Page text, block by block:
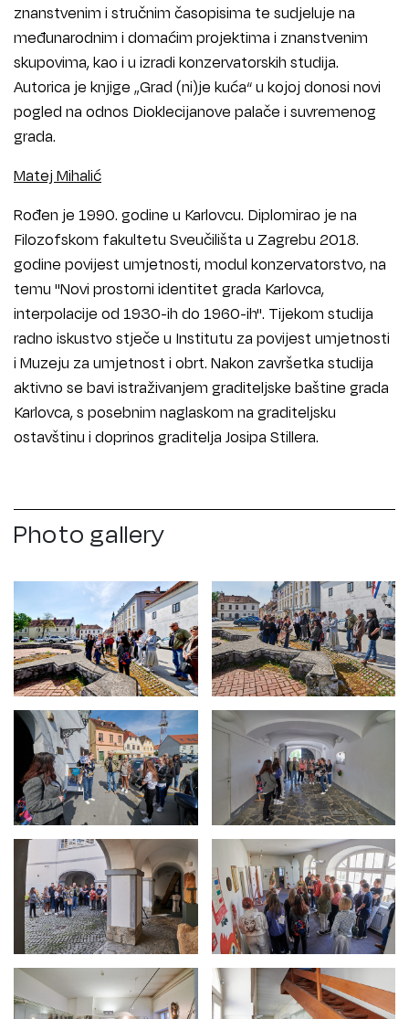
znanstvenim i stručnim časopisima te sudjeluje na
međunarodnim i domaćim projektima i znanstvenim
skupovima, kao i u izradi konzervatorskih studija.
Autorica je knjige „Grad (ni)je kuća“ u kojoj donosi novi
pogled na odnos Dioklecijanove palače i suvremenog
grada.
Matej Mihalić
Rođen je 1990. godine u Karlovcu. Diplomirao je na
Filozofskom fakultetu Sveučilišta u Zagrebu 2018.
godine povijest umjetnosti, modul konzervatorstvo, na
temu "Novi prostorni identitet grada Karlovca,
interpolacije od 1930-ih do 1960-ih". Tijekom studija
radno iskustvo stječe u Institutu za povijest umjetnosti
i Muzeju za umjetnost i obrt. Nakon završetka studija
aktivno se bavi istraživanjem graditeljske baštine grada
Karlovca, s posebnim naglaskom na graditeljsku
ostavštinu i doprinos graditelja Josipa Stillera.
Photo gallery